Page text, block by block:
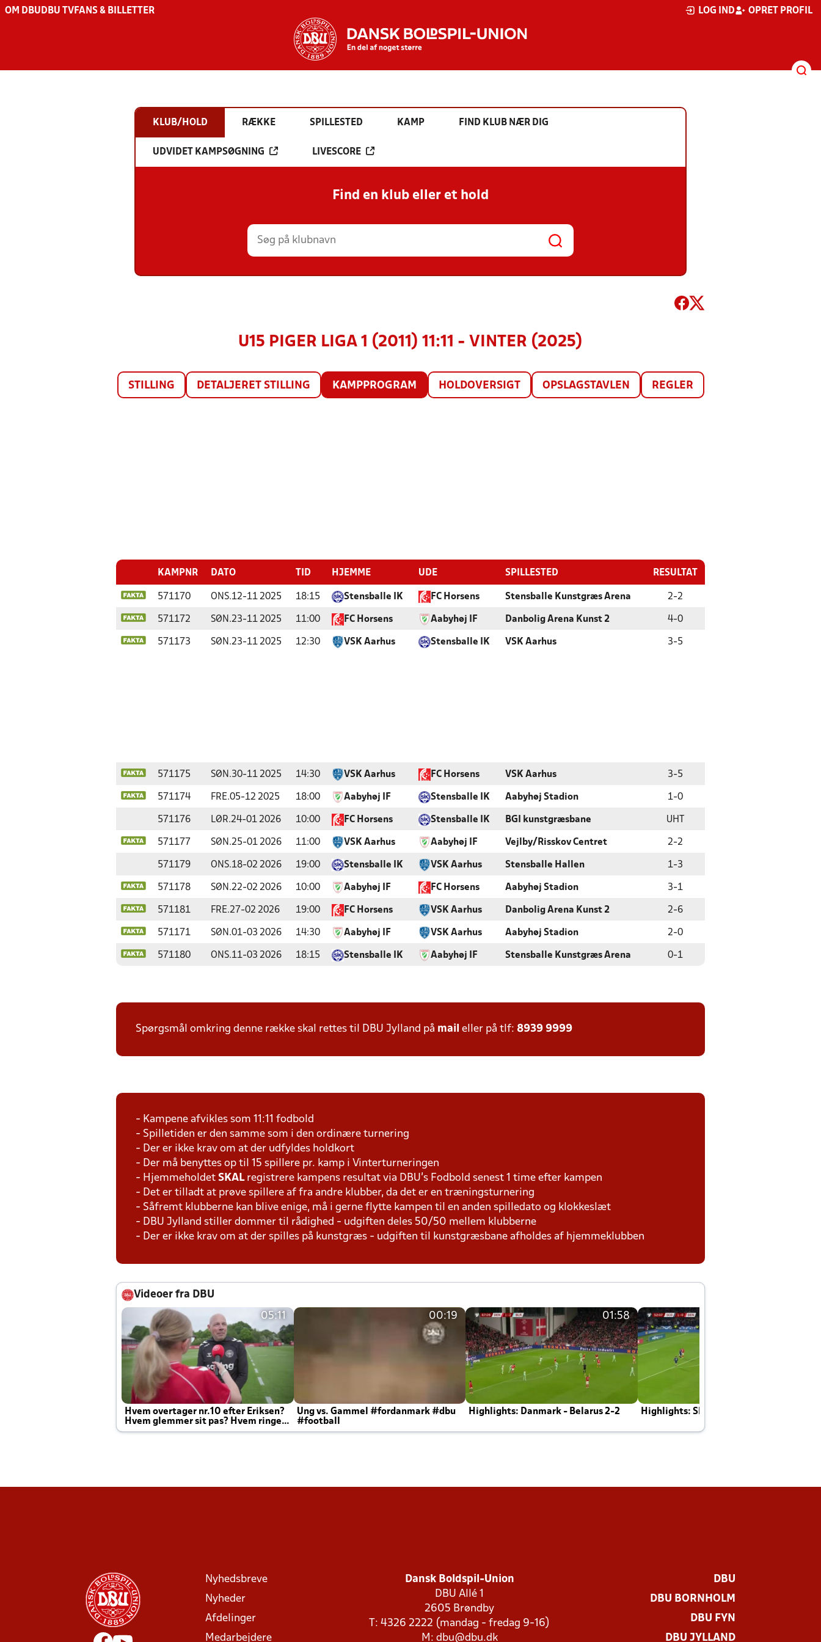
OM DBU DBU TV FANS & BILLETTER LOG IND OPRET PROFIL
KLUB/HOLD RÆKKE SPILLESTED KAMP FIND KLUB NÆR DIG
UDVIDET KAMPSØGNING LIVESCORE
Find en klub eller et hold
U15 PIGER LIGA 1 (2011) 11:11 - VINTER (2025)
STILLING DETALJERET STILLING KAMPPROGRAM HOLDOVERSIGT OPSLAGSTAVLEN REGLER
KAMPNR DATO TID HJEMME UDE SPILLESTED RESULTAT
571170 ONS.12-11 2025 18:15 Stensballe IK FC Horsens Stensballe Kunstgræs Arena 2-2
571172 SØN.23-11 2025 11:00 FC Horsens Aabyhøj IF Danbolig Arena Kunst 2 4-0
571173 SØN.23-11 2025 12:30 VSK Aarhus Stensballe IK VSK Aarhus 3-5
571175 SØN.30-11 2025 14:30 VSK Aarhus FC Horsens VSK Aarhus 3-5
571174 FRE.05-12 2025 18:00 Aabyhøj IF Stensballe IK Aabyhøj Stadion 1-0
571176 LØR.24-01 2026 10:00 FC Horsens Stensballe IK BGI kunstgræsbane UHT
571177 SØN.25-01 2026 11:00 VSK Aarhus Aabyhøj IF Vejlby/Risskov Centret 2-2
571179 ONS.18-02 2026 19:00 Stensballe IK VSK Aarhus Stensballe Hallen 1-3
571178 SØN.22-02 2026 10:00 Aabyhøj IF FC Horsens Aabyhøj Stadion 3-1
571181 FRE.27-02 2026 19:00 FC Horsens VSK Aarhus Danbolig Arena Kunst 2 2-6
571171 SØN.01-03 2026 14:30 Aabyhøj IF VSK Aarhus Aabyhøj Stadion 2-0
571180 ONS.11-03 2026 18:15 Stensballe IK Aabyhøj IF Stensballe Kunstgræs Arena 0-1
Spørgsmål omkring denne række skal rettes til DBU Jylland på mail eller på tlf: 8939 9999
- Kampene afvikles som 11:11 fodbold
- Spilletiden er den samme som i den ordinære turnering
- Der er ikke krav om at der udfyldes holdkort
- Der må benyttes op til 15 spillere pr. kamp i Vinterturneringen
- Hjemmeholdet SKAL registrere kampens resultat via DBU's Fodbold senest 1 time efter kampen
- Det er tilladt at prøve spillere af fra andre klubber, da det er en træningsturnering
- Såfremt klubberne kan blive enige, må i gerne flytte kampen til en anden spilledato og klokkeslæt
- DBU Jylland stiller dommer til rådighed - udgiften deles 50/50 mellem klubberne
- Der er ikke krav om at der spilles på kunstgræs - udgiften til kunstgræsbane afholdes af hjemmeklubben
Videoer fra DBU
05:11
Hvem overtager nr.10 efter Eriksen?
Hvem glemmer sit pas? Hvem ringer
Joachim altid til efter kampe?
00:19
Ung vs. Gammel #fordanmark #dbu
#football
01:58
Highlights: Danmark - Belarus 2-2 Highlights: Skotland - Danmark 4-2
Nyhedsbreve
Nyheder
Afdelinger
Medarbejdere
Dansk Boldspil-Union
DBU Allé 1
2605 Brøndby
T: 4326 2222 (mandag - fredag 9-16)
M: dbu@dbu.dk
DBU
DBU BORNHOLM
DBU FYN
DBU JYLLAND